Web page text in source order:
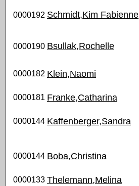
0000192 Schmidt,Kim Fabienne
0000190 Bsullak,Rochelle
0000182 Klein,Naomi
0000181 Franke,Catharina
0000144 Kaffenberger,Sandra
0000144 Boba,Christina
0000133 Thelemann,Melina